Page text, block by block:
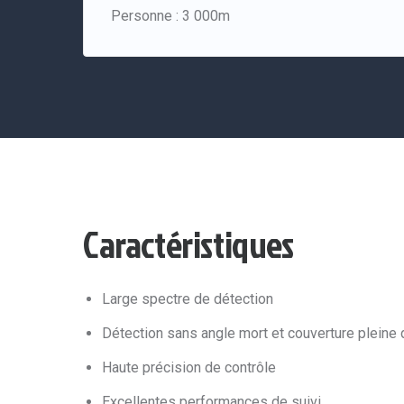
Personne : 3 000m
Caractéristiques
Large spectre de détection
Détection sans angle mort et couverture pleine
Haute précision de contrôle